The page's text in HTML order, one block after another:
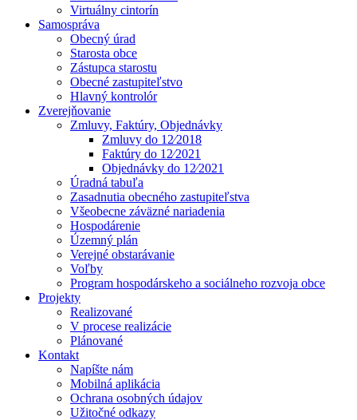
Virtuálny cintorín
Samospráva
Obecný úrad
Starosta obce
Zástupca starostu
Obecné zastupiteľstvo
Hlavný kontrolór
Zverejňovanie
Zmluvy, Faktúry, Objednávky
Zmluvy do 12⁄2018
Faktúry do 12⁄2021
Objednávky do 12⁄2021
Úradná tabuľa
Zasadnutia obecného zastupiteľstva
Všeobecne záväzné nariadenia
Hospodárenie
Územný plán
Verejné obstarávanie
Voľby
Program hospodárskeho a sociálneho rozvoja obce
Projekty
Realizované
V procese realizácie
Plánované
Kontakt
Napíšte nám
Mobilná aplikácia
Ochrana osobných údajov
Užitočné odkazy